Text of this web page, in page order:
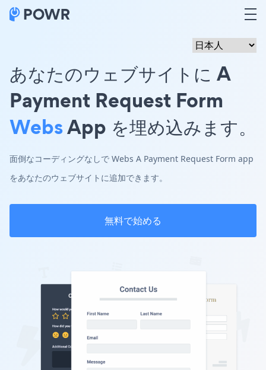
あなたのウェブサイトに A
Payment Request Form
WebsApp を埋め込みます。
面倒なコーディングなしで Webs A Payment Request Form app
をあなたのウェブサイトに追加できます。
無料で始める